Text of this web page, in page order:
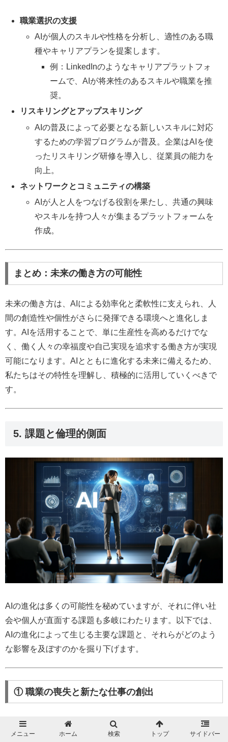
職業選択の支援
AIが個人のスキルや性格を分析し、適性のある職
種やキャリアプランを提案します。
例：LinkedInのようなキャリアプラットフォ
ームで、AIが将来性のあるスキルや職業を推
奨。
リスキリングとアップスキリング
AIの普及によって必要となる新しいスキルに対応
するための学習プログラムが普及。企業はAIを使
ったリスキリング研修を導入し、従業員の能力を
向上。
ネットワークとコミュニティの構築
AIが人と人をつなげる役割を果たし、共通の興味
やスキルを持つ人々が集まるプラットフォームを
作成。
まとめ：未来の働き方の可能性
未来の働き方は、AIによる効率化と柔軟性に支えられ、人
間の創造性や個性がさらに発揮できる環境へと進化しま
す。AIを活用することで、単に生産性を高めるだけでな
く、働く人々の幸福度や自己実現を追求する働き方が実現
可能になります。AIとともに進化する未来に備えるため、
私たちはその特性を理解し、積極的に活用していくべきで
す。
5. 課題と倫理的側面
AIの進化は多くの可能性を秘めていますが、それに伴い社
会や個人が直面する課題も多岐にわたります。以下では、
AIの進化によって生じる主要な課題と、それらがどのよう
な影響を及ぼすのかを掘り下げます。
① 職業の喪失と新たな仕事の創出
AIが単純作業を効率化する一方で、人々の雇用に対する不
安が増大しています。
メニュー ホーム 検索 トップ サイドバー